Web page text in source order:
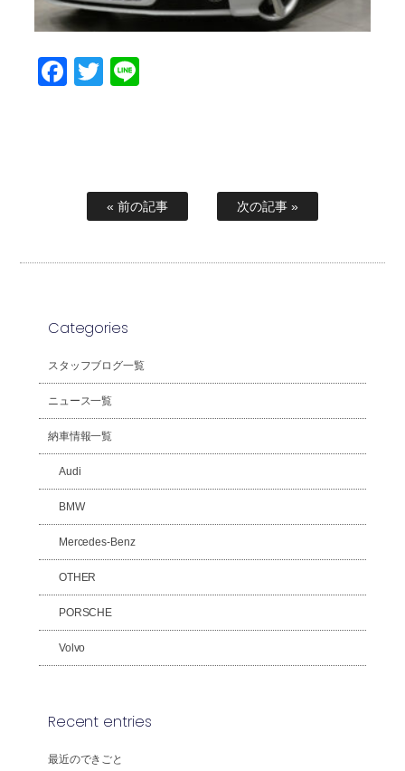
Facebook
Twitter
« 前の記事 次の記事 »
Categories
スタッフブログ一覧
ニュース一覧
納車情報一覧
Audi
BMW
Mercedes-Benz
OTHER
PORSCHE
Volvo
Recent entries
最近のできごと